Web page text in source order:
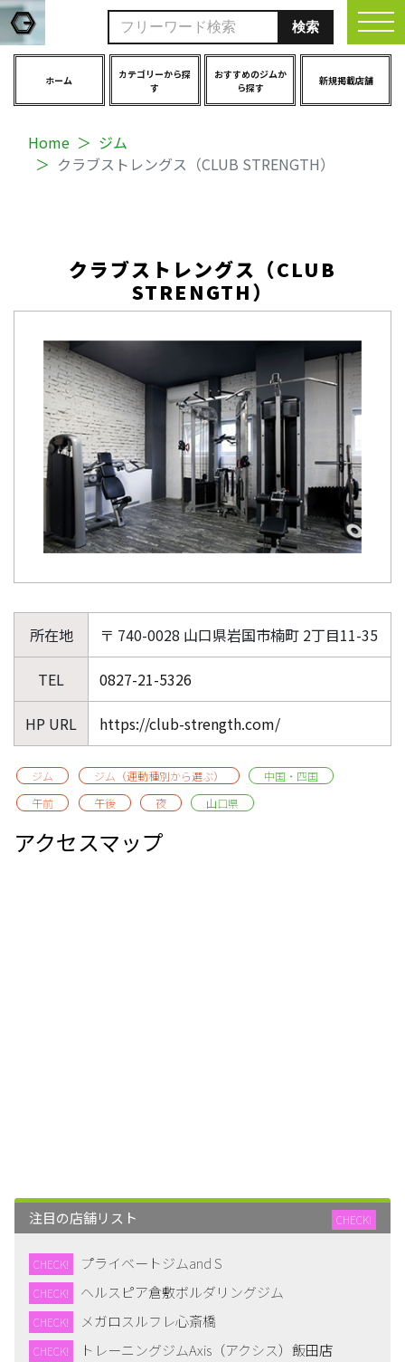
ホーム
カテゴリーから探
す
おすすめのジムか
ら探す
新規掲載店舗
Home
ジム
クラブストレングス（CLUB STRENGTH）
クラブストレングス（CLUB
STRENGTH）
所在地 〒 740-0028 山口県岩国市楠町 2丁目11-35
TEL 0827-21-5326
HP URL https://club-strength.com/
ジム ジム（運動種別から選ぶ）
中国・四国
午前
午後 夜 山口県
アクセスマップ
注目の店舗リスト CHECK!
CHECK! プライベートジムand S
CHECK! ヘルスピア倉敷ボルダリングジム
CHECK! メガロスルフレ心斎橋
CHECK! トレーニングジムAxis（アクシス）飯田店